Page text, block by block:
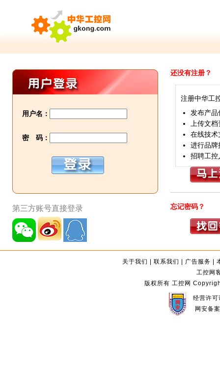
用户名：
密 码：
第三方账号直接登录
还没有注册？
注册中华工
发布产品
上传文档
在线技术
进行品牌
招聘工控
忘记密码？
关于我们 |联系我们 | 广告服务 |
工控网
版权所有 工控网
经营许
网安备